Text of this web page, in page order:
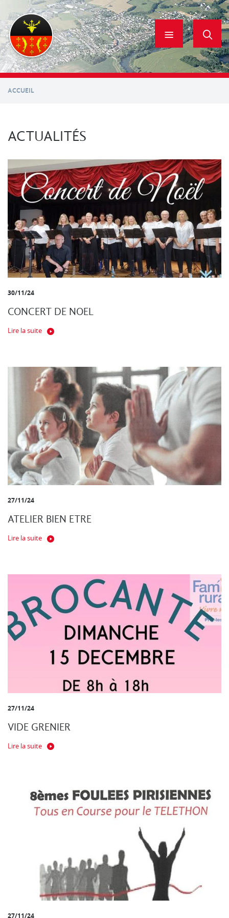
contenu
principal
ACCUEIL
ACTUALITÉS
30/11/24
CONCERT DE NOEL
Lire la suite
27/11/24
ATELIER BIEN ETRE
Lire la suite
27/11/24
VIDE GRENIER
Lire la suite
27/11/24